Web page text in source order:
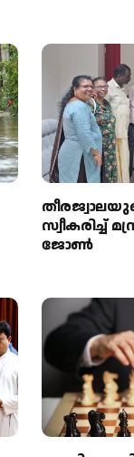
സ്വീകരിച്ച്
ജോൺ